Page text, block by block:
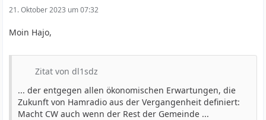
21. Oktober 2023 um 07:32
Moin Hajo,
Zitat von dl1sdz
... der entgegen allen ökonomischen Erwartungen, die
Zukunft von Hamradio aus der Vergangenheit definiert:
Macht CW auch wenn der Rest der Gemeinde ...